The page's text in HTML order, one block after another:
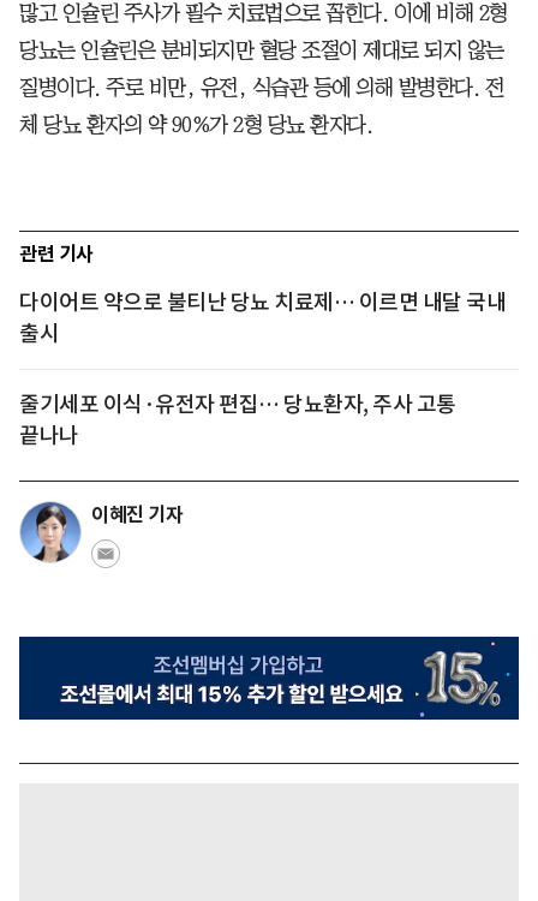
많고 인슐린 주사가 필수 치료법으로 꼽힌다. 이에 비해 2형
당뇨는 인슐린은 분비되지만 혈당 조절이 제대로 되지 않는
질병이다. 주로 비만, 유전, 식습관 등에 의해 발병한다. 전
체 당뇨 환자의 약 90%가 2형 당뇨 환자다.
관련 기사
다이어트 약으로 불티난 당뇨 치료제… 이르면 내달 국내
출시
줄기세포 이식·유전자 편집… 당뇨환자, 주사 고통
끝나나
이혜진 기자